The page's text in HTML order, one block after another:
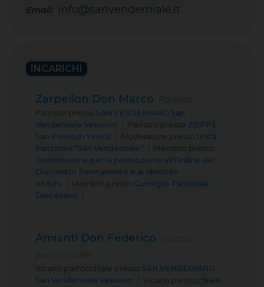
Email: info@sanvendemiale.it
INCARICHI
Zarpellon Don Marco
Parroco presso SAN VENDEMIANO San
Vendemiale Vescovo
Parroco presso ZOPPÈ
San Pietro in Vincoli
Moderatore presso Unità
Pastorale “San Vendemiale”
Membro presso
Commissione per la promozione all’Ordine del
Diaconato Permanente e ai Ministeri
istituiti
Membro presso Consiglio Pastorale
Diocesano
Amianti Don Federico
Vicario parrocchiale presso SAN VENDEMIANO
San Vendemiale Vescovo
Vicario parrocchiale